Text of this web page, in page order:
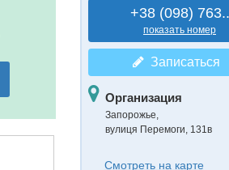
+38 (098) 763..
показать номер
Записаться
Организация
Запорожье,
вулиця Перемоги, 131в
Смотреть на карте